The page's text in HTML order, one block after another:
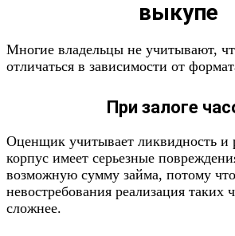
выкупе
Многие владельцы не учитывают,
отличаться в зависимости от
При залоге
Оценщик учитывает ликвидность и
корпус имеет серьезные
возможную сумму займа, потому
невостребования реализация таких
сложнее.